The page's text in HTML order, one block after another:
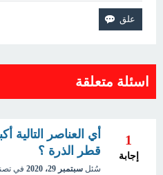
اسئلة متعلقة
1
إجابة
أي العناصر التالية
قطر الذرة ؟
سُئل سبتمبر 29، 2020 في